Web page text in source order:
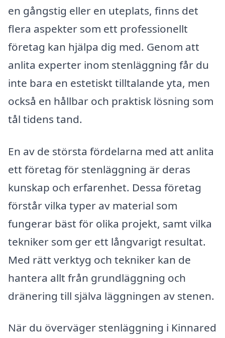
en gångstig eller en uteplats, finns det
flera aspekter som ett professionellt
företag kan hjälpa dig med. Genom att
anlita experter inom stenläggning får du
inte bara en estetiskt tilltalande yta, men
också en hållbar och praktisk lösning som
tål tidens tand.
En av de största fördelarna med att anlita
ett företag för stenläggning är deras
kunskap och erfarenhet. Dessa företag
förstår vilka typer av material som
fungerar bäst för olika projekt, samt vilka
tekniker som ger ett långvarigt resultat.
Med rätt verktyg och tekniker kan de
hantera allt från grundläggning och
dränering till själva läggningen av stenen.
När du överväger stenläggning i Kinnared